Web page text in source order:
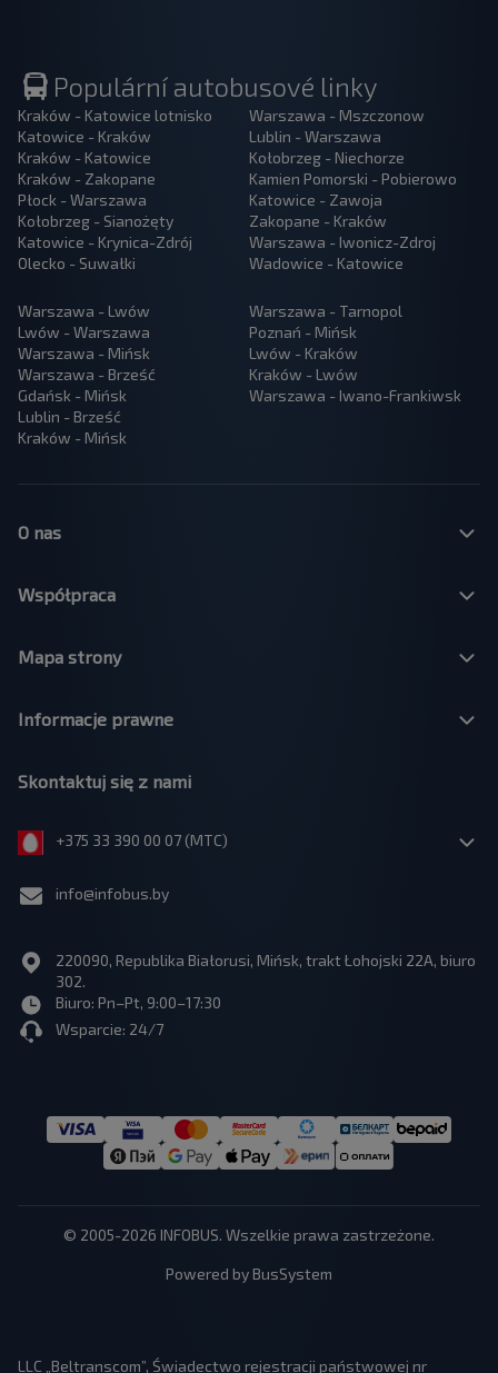
Populární autobusové linky
Kraków - Katowice lotnisko
Katowice - Kraków
Kraków - Katowice
Kraków - Zakopane
Płock - Warszawa
Kołobrzeg - Sianożęty
Katowice - Krynica-Zdrój
Olecko - Suwałki
Warszawa - Mszczonow
Lublin - Warszawa
Kołobrzeg - Niechorze
Kamien Pomorski - Pobierowo
Katowice - Zawoja
Zakopane - Kraków
Warszawa - Iwonicz-Zdroj
Wadowice - Katowice
Warszawa - Lwów
Lwów - Warszawa
Warszawa - Mińsk
Warszawa - Brześć
Gdańsk - Mińsk
Lublin - Brześć
Kraków - Mińsk
Warszawa - Tarnopol
Poznań - Mińsk
Lwów - Kraków
Kraków - Lwów
Warszawa - Iwano-Frankiwsk
O nas
Współpraca
Mapa strony
Informacje prawne
Skontaktuj się z nami
+375 33 390 00 07 (МТС)
info@infobus.by
220090, Republika Białorusi, Mińsk, trakt Łohojski 22A, biuro
302.
Biuro: Pn–Pt, 9:00–17:30
Wsparcie: 24/7
© 2005-2026 INFOBUS. Wszelkie prawa zastrzeżone.
Powered by BusSystem
LLC „Beltranscom”, Świadectwo rejestracji państwowej nr